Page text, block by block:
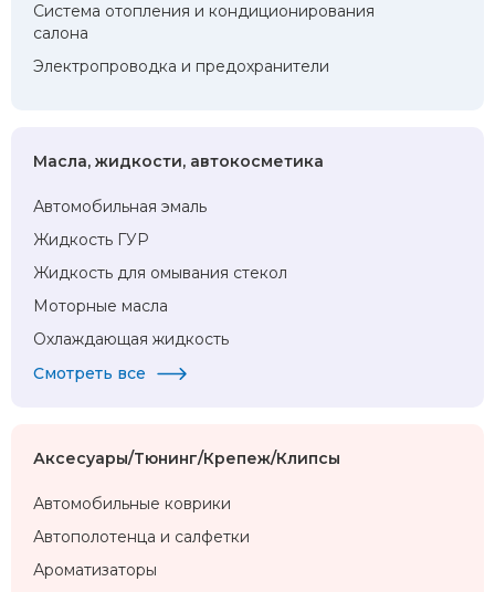
Система отопления и кондиционирования
салона
Электропроводка и предохранители
Масла, жидкости, автокосметика
Автомобильная эмаль
Жидкость ГУР
Жидкость для омывания стекол
Моторные масла
Охлаждающая жидкость
Смотреть все
Аксесуары/Тюнинг/Крепеж/Клипсы
Автомобильные коврики
Автополотенца и салфетки
Ароматизаторы